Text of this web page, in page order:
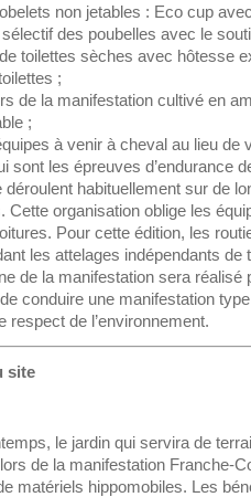
non jetables : Eco cup
sélectif des poubelles avec le
toilettes sèches avec hôtesse
;
de la manifestation cultivé en
;
à venir à cheval au lieu de
sont les épreuves d’endurance
déroulent habituellement sur de
Cette organisation oblige les
Pour cette édition, les
les attelages indépendants de
de la manifestation sera réalisé
de conduire une manifestation
respect de l’environnement.
site
le jardin qui servira de
de la manifestation Franche-
matériels hippomobiles. Les